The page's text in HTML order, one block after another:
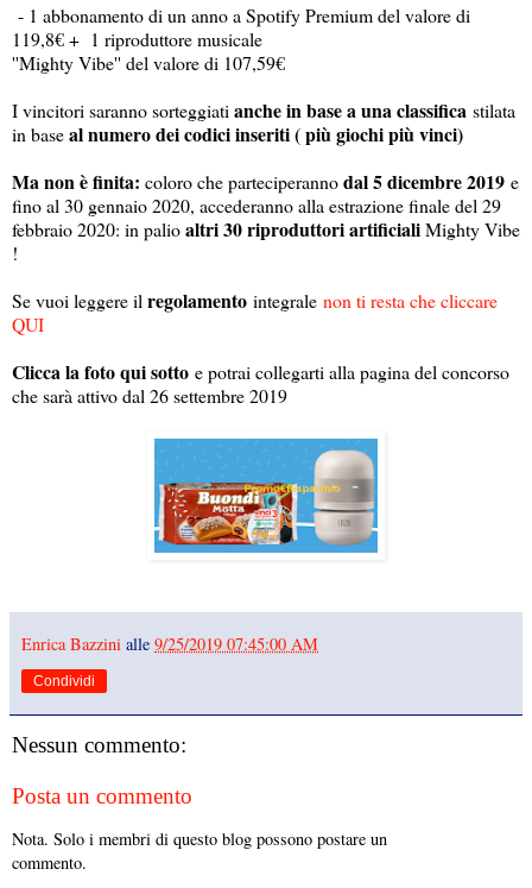
- 1 abbonamento di un anno a Spotify Premium del valore di
119,8€ + 1 riproduttore musicale
''Mighty Vibe'' del valore di 107,59€
I vincitori saranno sorteggiati anche in base a una classifica stilata
in baseal numero dei codici inseriti ( più giochi più vinci)
Ma non è finita: coloro che parteciperannodal 5 dicembre 2019 e
fino al 30 gennaio 2020, accederanno alla estrazione finale del 29
febbraio 2020: in palioaltri 30 riproduttori artificialiMighty Vibe
!
Se vuoi leggere il regolamento integrale non ti resta che cliccare
QUI
Clicca la foto qui sotto e potrai collegarti alla pagina del concorso
che sarà attivo dal 26 settembre 2019
Enrica Bazzini alle 9/25/2019 07:45:00 AM
Condividi
Nessun commento:
Posta un commento
Nota. Solo i membri di questo blog possono postare un
commento.